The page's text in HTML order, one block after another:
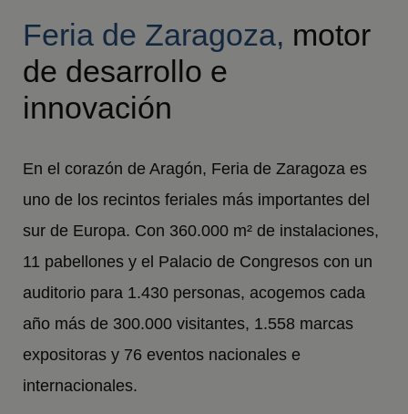
Feria de Zaragoza, motor
de desarrollo e
innovación
En el corazón de Aragón, Feria de Zaragoza es
uno de los recintos feriales más importantes del
sur de Europa. Con 360.000 m² de instalaciones,
11 pabellones y el Palacio de Congresos con un
auditorio para 1.430 personas, acogemos cada
año más de 300.000 visitantes, 1.558 marcas
expositoras y 76 eventos nacionales e
internacionales.